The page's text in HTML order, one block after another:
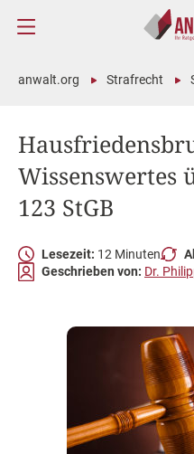
Wissenswertes
123 StGB
anwalt.org Strafrecht
Lesezeit: 12 Minuten
Geschrieben von: Dr.